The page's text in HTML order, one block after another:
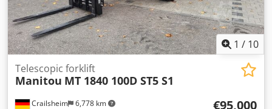
1 / 10
Crailsheim 6,778 km
Telescopic forklift
Manitou MT 1840 100D ST5 S1
€95,000